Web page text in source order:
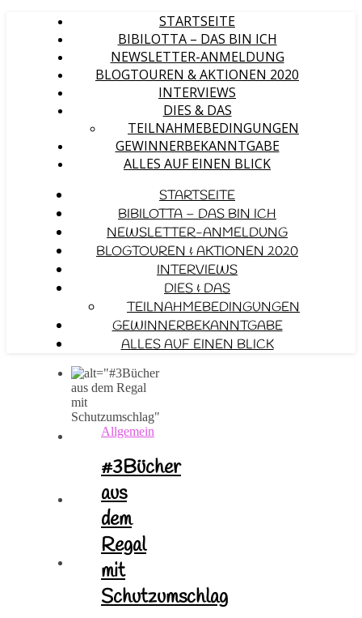
STARTSEITE
BIBILOTTA – DAS BIN ICH
NEWSLETTER-ANMELDUNG
BLOGTOUREN & AKTIONEN 2020
INTERVIEWS
DIES & DAS
TEILNAHMEBEDINGUNGEN
GEWINNERBEKANNTGABE
ALLES AUF EINEN BLICK
STARTSEITE
BIBILOTTA – DAS BIN ICH
NEWSLETTER-ANMELDUNG
BLOGTOUREN & AKTIONEN 2020
INTERVIEWS
DIES & DAS
TEILNAHMEBEDINGUNGEN
GEWINNERBEKANNTGABE
ALLES AUF EINEN BLICK
Allgemein
#3Bücher
aus
dem
Regal
mit
Schutzumschlag